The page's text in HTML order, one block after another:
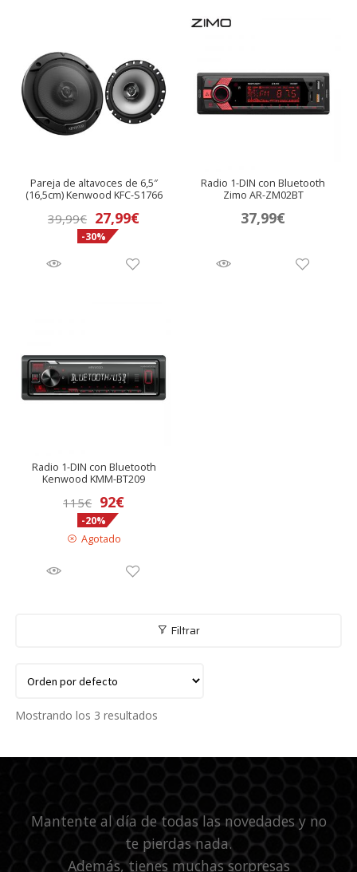
Pareja de altavoces de 6,5″
(16,5cm) Kenwood KFC-S1766
39,99€ El
precio
original
27,99€El
actual
-30%
Radio 1-DIN con Bluetooth
Zimo AR-ZM02BT
37,99€
Radio 1-DIN con Bluetooth
Kenwood KMM-BT209
115€ El
precio
original
92€El
es:
-20%
Agotado
Filtrar
Mostrando los 3 resultados
Mantente al día de todas las novedades y no
te pierdas nada.
Además, tienes muchas sorpresas